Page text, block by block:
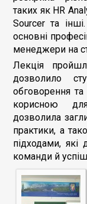
таких як HR
Sourcer та
основні
менеджери на
Лекція
дозволило
обговорення
корисною
дозволила
практики, а
підходами, які
команди й